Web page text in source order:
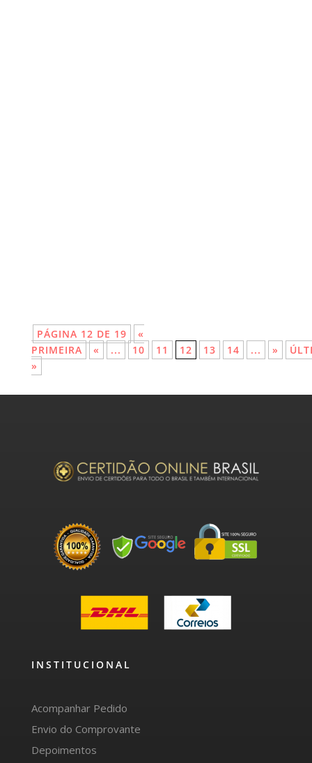
PÁGINA 12 DE 19
«
PRIMEIRA
« ... 10 11 12 13 14 ... »
»
INSTITUCIONAL
Acompanhar Pedido
Envio do Comprovante
Depoimentos